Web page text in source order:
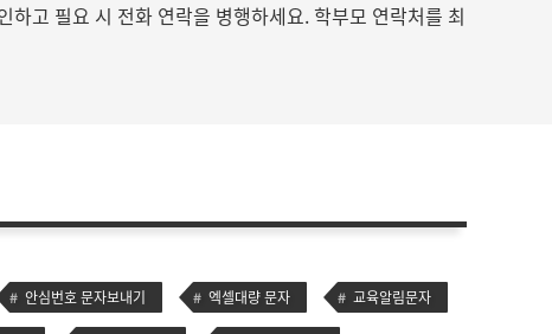
고 필요 시 전화 연락을 병행하세요. 학부모 연락처를 최
안심번호 문자보내기 엑셀대량 문자 교육알림문자